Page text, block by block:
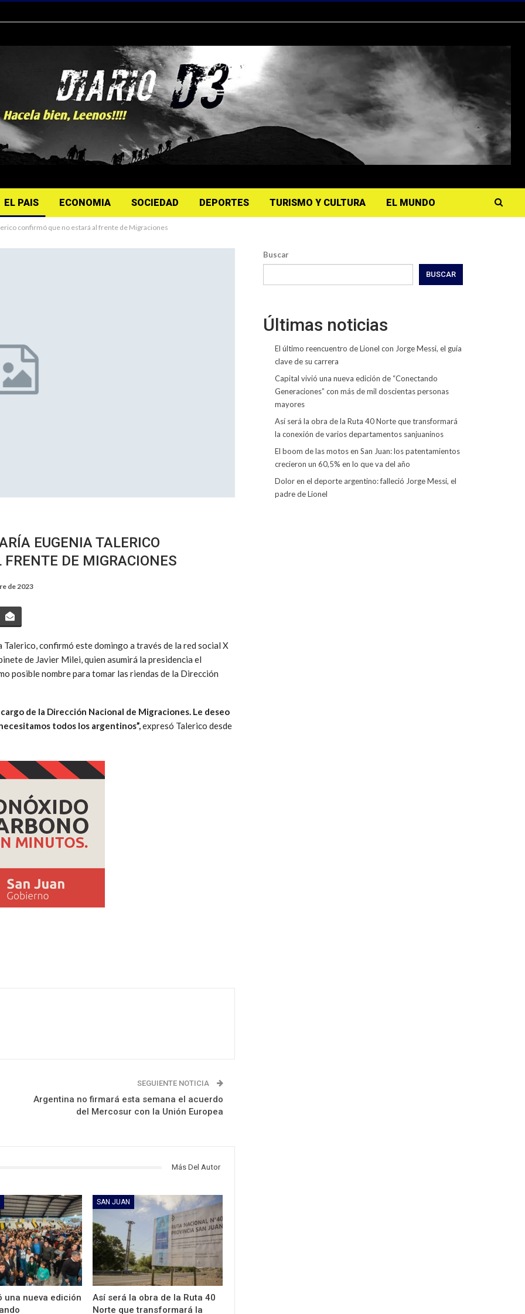
EL PAIS ECONOMIA SOCIEDAD DEPORTES TURISMO Y CULTURA EL MUNDO
confirmó que no estará al frente de Migraciones
EUGENIA TALERICO
DE MIGRACIONES
de 2023
confirmó este domingo a través de la red social X
de Javier Milei, quien asumirá la presidencia el
posible nombre para tomar las riendas de la Dirección
de la Dirección Nacional de Migraciones. Le deseo
todos los argentinos”,expresó Talerico desde
SEGUIENTE NOTICIA
Argentina no firmará esta semana el acuerdo
del Mercosur con la Unión Europea
Más Del Autor
una nueva edición
SAN JUAN
Así será la obra de la Ruta 40
Norte que transformará la
Buscar
BUSCAR
Últimas noticias
El último reencuentro de Lionel con Jorge Messi, el guía
clave de su carrera
Capital vivió una nueva edición de “Conectando
Generaciones” con más de mil doscientas personas
mayores
Así será la obra de la Ruta 40 Norte que transformará
la conexión de varios departamentos sanjuaninos
El boom de las motos en San Juan: los patentamientos
crecieron un 60,5% en lo que va del año
Dolor en el deporte argentino: falleció Jorge Messi, el
padre de Lionel